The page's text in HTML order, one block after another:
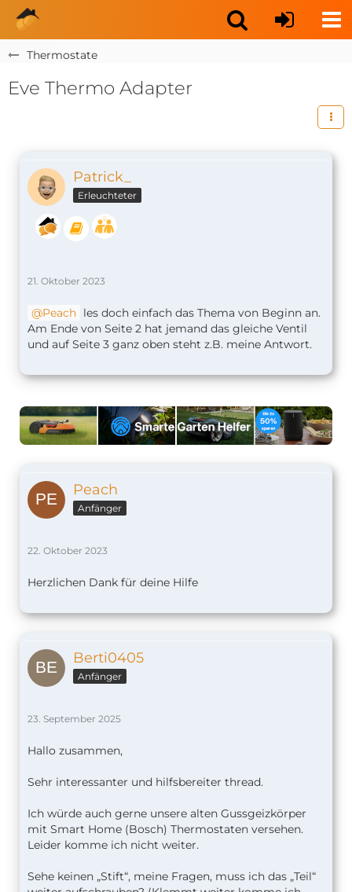
Thermostate
Eve Thermo Adapter
Patrick_
Erleuchteter
21. Oktober 2023
Peach les doch einfach das Thema von Beginn an.
Am Ende von Seite 2 hat jemand das gleiche Ventil
und auf Seite 3 ganz oben steht z.B. meine Antwort.
Peach
Anfänger
22. Oktober 2023
Herzlichen Dank für deine Hilfe
Berti0405
Anfänger
23. September 2025
Hallo zusammen,
Sehr interessanter und hilfsbereiter thread.
Ich würde auch gerne unsere alten Gussgeizkörper
mit Smart Home (Bosch) Thermostaten versehen.
Leider komme ich nicht weiter.
Sehe keinen „Stift“, meine Fragen, muss ich das „Teil“